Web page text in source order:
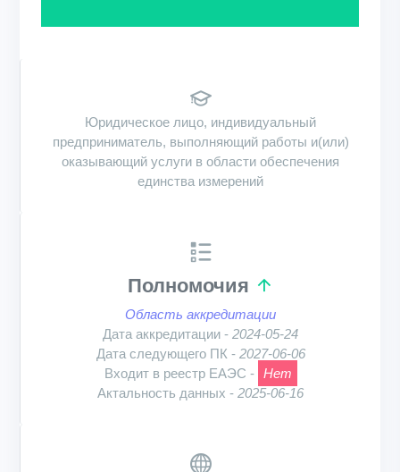
Юридическое лицо, индивидуальный
предприниматель, выполняющий работы и(или)
оказывающий услуги в области обеспечения
единства измерений
Полномочия
Область аккредитации
Дата аккредитации - 2024-05-24
Дата следующего ПК - 2027-06-06
Входит в реестр ЕАЭС - Нет
Актальность данных - 2025-06-16